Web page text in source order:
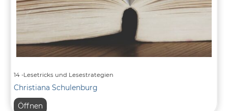
14 -Lesetricks und Lesestrategien
Christiana Schulenburg
Öffnen14